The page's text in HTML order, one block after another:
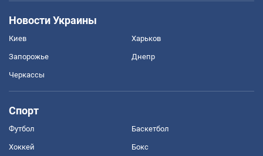
Новости Украины
Киев Харьков
Запорожье Днепр
Черкассы
Спорт
Футбол Баскетбол
Хоккей Бокс